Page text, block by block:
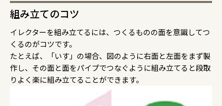
組み立てのコツ
イレクターを組み立てるには、つくるものの面を意識してつ
くるのがコツです。
たとえば、「いす」の場合、図のように右面と左面をまず製
作し、その面と面をパイプでつなぐように組み立てると段取
りよく楽に組み立てることができます。